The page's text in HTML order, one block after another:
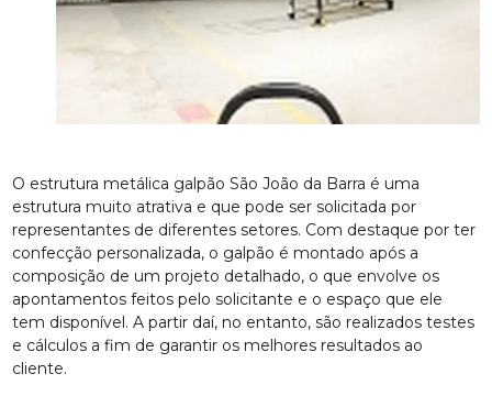
O estrutura metálica galpão São João da Barra é uma
estrutura muito atrativa e que pode ser solicitada por
representantes de diferentes setores. Com destaque por ter
confecção personalizada, o galpão é montado após a
composição de um projeto detalhado, o que envolve os
apontamentos feitos pelo solicitante e o espaço que ele
tem disponível. A partir daí, no entanto, são realizados testes
e cálculos a fim de garantir os melhores resultados ao
cliente.